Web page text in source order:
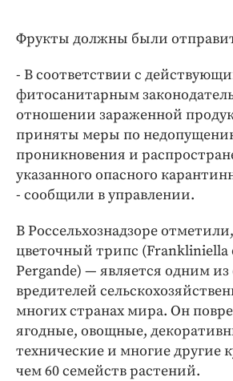
Фрукты должны были
- В соответствии с
фитосанитарным
отношении зараженной
приняты меры по
проникновения и
указанного опасного
- сообщили в управлении.
В Россельхознадзоре
цветочный трипс (Frankliniella
Pergande) — является одним
вредителей
многих странах мира. Он
ягодные, овощные,
технические и многие другие
чем 60 семейств растений.